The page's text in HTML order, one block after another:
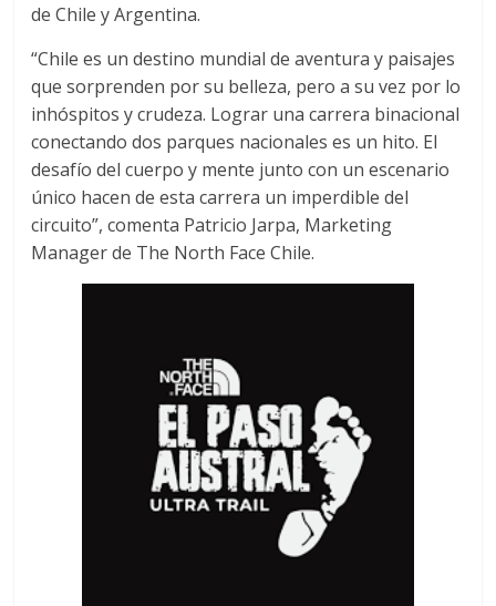
de Chile y Argentina.
“Chile es un destino mundial de aventura y paisajes
que sorprenden por su belleza, pero a su vez por lo
inhóspitos y crudeza. Lograr una carrera binacional
conectando dos parques nacionales es un hito. El
desafío del cuerpo y mente junto con un escenario
único hacen de esta carrera un imperdible del
circuito”, comenta Patricio Jarpa, Marketing
Manager de The North Face Chile.